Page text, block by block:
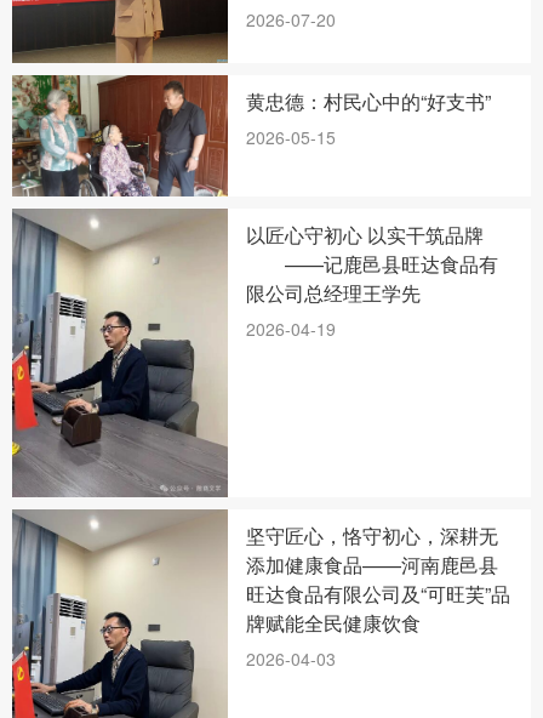
2026-07-20
黄忠德：村民心中的“好支书”
2026-05-15
以匠心守初心 以实干筑品牌
——记鹿邑县旺达食品有
限公司总经理王学先
2026-04-19
坚守匠心，恪守初心，深耕无
添加健康食品——河南鹿邑县
旺达食品有限公司及“可旺芙”品
牌赋能全民健康饮食
2026-04-03